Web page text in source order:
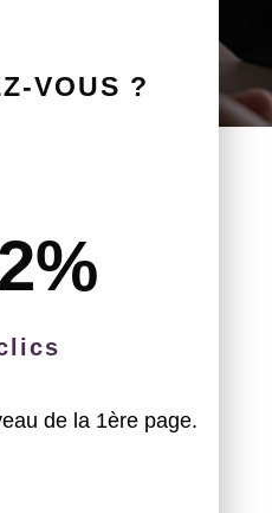
VOUS ?
%
de la 1ère page.